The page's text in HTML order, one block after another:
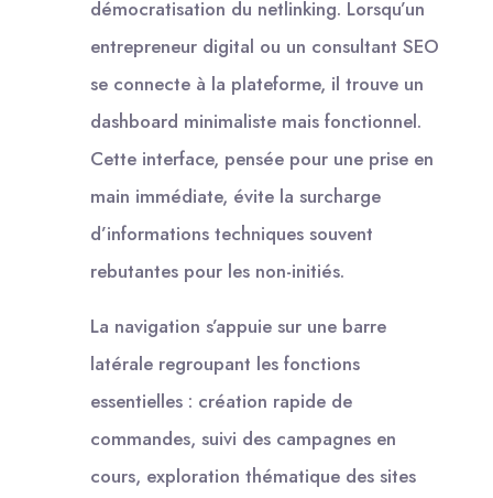
démocratisation du netlinking. Lorsqu’un
entrepreneur digital ou un consultant SEO
se connecte à la plateforme, il trouve un
dashboard minimaliste mais fonctionnel.
Cette interface, pensée pour une prise en
main immédiate, évite la surcharge
d’informations techniques souvent
rebutantes pour les non-initiés.
La navigation s’appuie sur une barre
latérale regroupant les fonctions
essentielles : création rapide de
commandes, suivi des campagnes en
cours, exploration thématique des sites